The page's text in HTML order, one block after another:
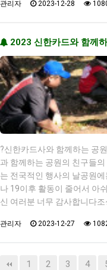
관리자 2023-12-28
2023 신한카드와 함께
?신한카드사와 함께하는 공
과 함께하는 공원의 친구들
는 전국적인 행사의 날공원
나 19이후 활동이 줄어서 아
신 여러분 너무 감사합니다
관리자 2023-12-27
1 2 3 4